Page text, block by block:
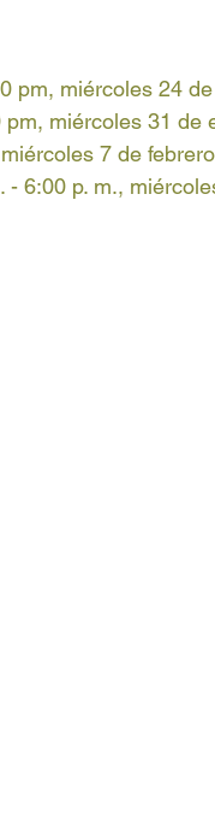
pm, miércoles 24
miércoles 31 de
7 de
- 6:00 p. m.,